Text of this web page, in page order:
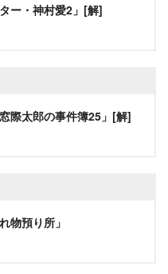
ー・神村愛2」[解]
際太郎の事件簿25」[解]
物預り所」